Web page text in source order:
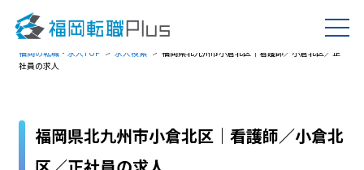
福岡の転職・求人TOP 求人検索
福岡県北九州市小倉北区｜看護師／小倉北区／正
社員の求人
福岡県北九州市小倉北区｜看護師／小倉北